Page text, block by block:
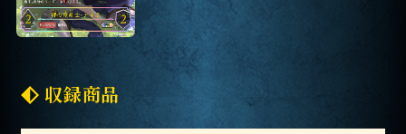
収録商品